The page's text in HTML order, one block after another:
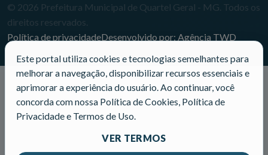
© 2026 Prefeitura Municipal de Quartel Geral - MG. Todos os
direitos reservados.
Política de privacidadeDesenvolvido por: Agência TWD
Este portal utiliza cookies e tecnologias semelhantes para
melhorar a navegação, disponibilizar recursos essenciais e
aprimorar a experiência do usuário. Ao continuar, você
concorda com nossa Política de Cookies, Política de
Privacidade e Termos de Uso.
VER TERMOS